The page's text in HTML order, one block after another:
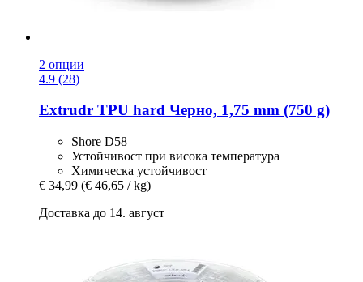
2 опции
4.9 (28)
Extrudr TPU hard Черно, 1,75 mm (750 g)
Shore D58
Устойчивост при висока температура
Химическа устойчивост
€ 34,99 (€ 46,65 / kg)
Доставка до 14. август